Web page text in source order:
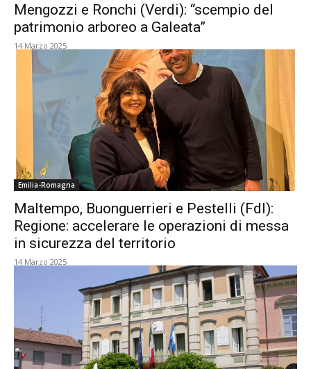
Mengozzi e Ronchi (Verdi): “scempio del
patrimonio arboreo a Galeata”
14 Marzo 2025
Emilia-Romagna
Maltempo, Buonguerrieri e Pestelli (FdI):
Regione: accelerare le operazioni di messa
in sicurezza del territorio
14 Marzo 2025